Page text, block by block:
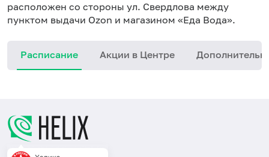
расположен со стороны ул. Свердлова между
пунктом выдачи Ozon и магазином «Еда Вода».
Расписание Акции в Центре